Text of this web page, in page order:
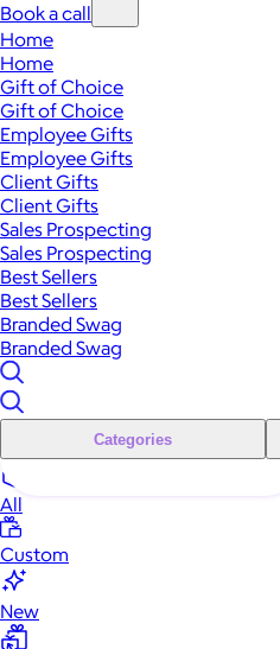
Book a call
Home
Home
Gift of Choice
Gift of Choice
Employee Gifts
Employee Gifts
Client Gifts
Client Gifts
Sales Prospecting
Sales Prospecting
Best Sellers
Best Sellers
Branded Swag
Branded Swag
Categories
All
Custom
New